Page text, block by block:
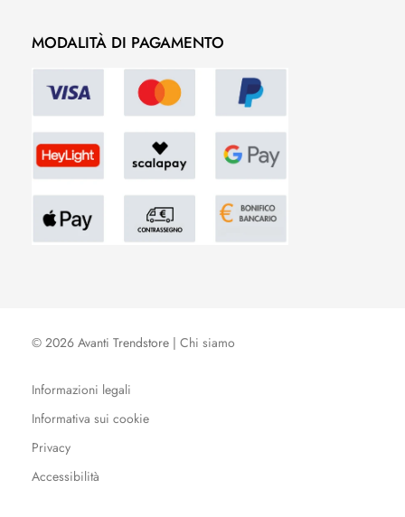
MODALITÀ DI PAGAMENTO
© 2026 Avanti Trendstore | Chi siamo
Informazioni legali
Informativa sui cookie
Privacy
Accessibilità